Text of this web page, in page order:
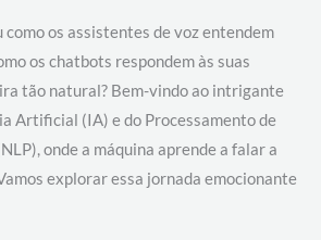
como os assistentes de voz entendem
os chatbots respondem às suas
tão natural? Bem-vindo ao intrigante
Artificial (IA) e do Processamento de
onde a máquina aprende a falar a
explorar essa jornada emocionante